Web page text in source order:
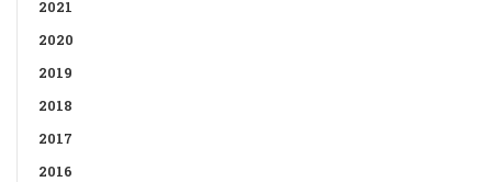
2021
2020
2019
2018
2017
2016